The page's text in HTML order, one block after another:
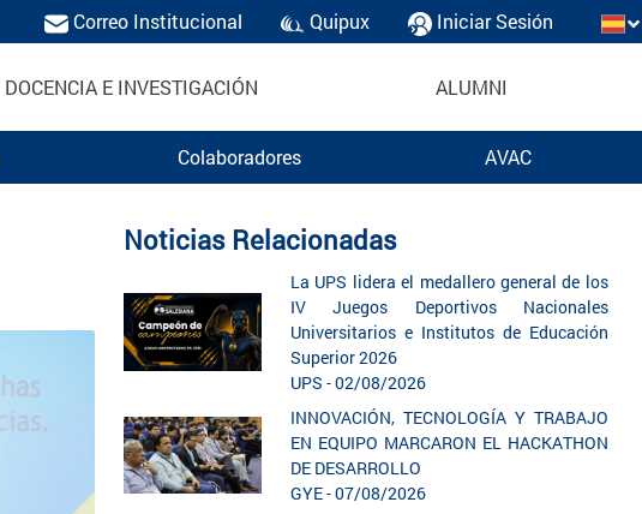
Correo Institucional Quipux Iniciar Sesión
DOCENCIA E INVESTIGACIÓN ALUMNI
Colaboradores AVAC
Noticias Relacionadas
La UPS lidera el medallero general de los
IV Juegos Deportivos Nacionales
Universitarios e Institutos de Educación
Superior 2026
UPS - 02/08/2026
INNOVACIÓN, TECNOLOGÍA Y TRABAJO
EN EQUIPO MARCARON EL HACKATHON
DE DESARROLLO
GYE - 07/08/2026